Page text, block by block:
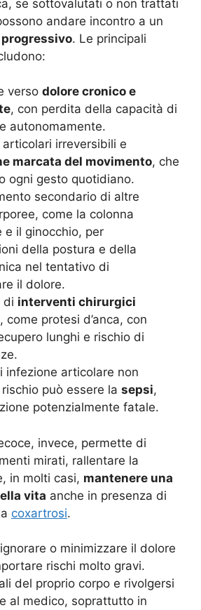
se sottovalutati o non trattati
andare incontro a un
. Le principali
verso dolore cronico e
, con perdita della capacità di
autonomamente.
irreversibili e
marcata del movimento, che
ogni gesto quotidiano.
secondario di altre
come la colonna
e il ginocchio, per
della postura e della
nel tentativo di
il dolore.
di interventi chirurgici
come protesi d’anca, con
lunghi e rischio di
infezione articolare non
può essere la sepsi,
potenzialmente fatale.
invece, permette di
mirati, rallentare la
in molti casi, mantenere una
vita anche in presenza di
coxartrosi.
o minimizzare il dolore
rischi molto gravi.
del proprio corpo e rivolgersi
al medico, soprattutto in